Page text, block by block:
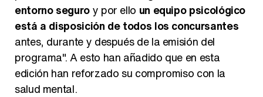
entorno seguroy por ello un equipo psicológico
está a disposición de todos los concursantes
antes, durante y después de la emisión del
programa". A esto han añadido que en esta
edición han reforzado su compromiso con la
salud mental.